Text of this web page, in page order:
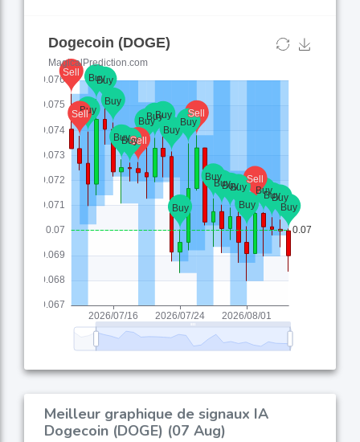
Meilleur graphique de signaux IA
Dogecoin (DOGE) (07 Aug)